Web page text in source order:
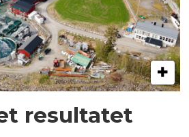
resultatet